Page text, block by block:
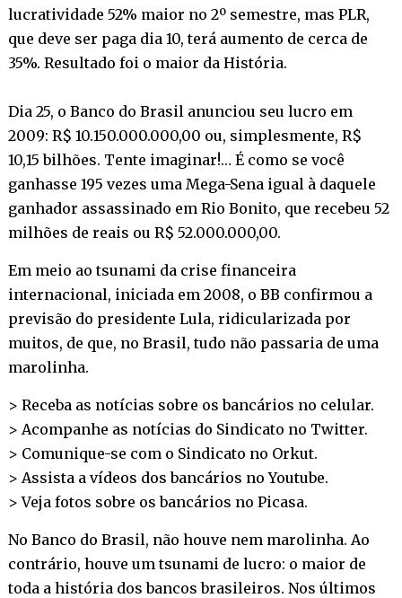
lucratividade 52% maior no 2º semestre, mas PLR,
que deve ser paga dia 10, terá aumento de cerca de
35%. Resultado foi o maior da História.
Dia 25, o Banco do Brasil anunciou seu lucro em
2009: R$ 10.150.000.000,00 ou, simplesmente, R$
10,15 bilhões. Tente imaginar!… É como se você
ganhasse 195 vezes uma Mega-Sena igual à daquele
ganhador assassinado em Rio Bonito, que recebeu 52
milhões de reais ou R$ 52.000.000,00.
Em meio ao tsunami da crise financeira
internacional, iniciada em 2008, o BB confirmou a
previsão do presidente Lula, ridicularizada por
muitos, de que, no Brasil, tudo não passaria de uma
marolinha.
> Receba as notícias sobre os bancários no celular.
> Acompanhe as notícias do Sindicato no Twitter.
> Comunique-se com o Sindicato no Orkut.
> Assista a vídeos dos bancários noYoutube.
> Veja fotos sobre os bancários no Picasa.
No Banco do Brasil, não houve nem marolinha. Ao
contrário, houve um tsunami de lucro: o maior de
toda a história dos bancos brasileiros. Nos últimos